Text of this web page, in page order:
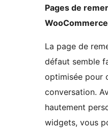
Pages de
La page de
défaut semble
optimisée pour
conversation.
hautement
widgets, vous